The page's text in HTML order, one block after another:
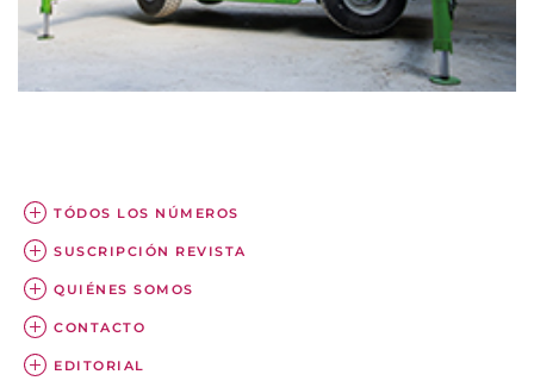
TÓDOS LOS NÚMEROS
SUSCRIPCIÓN REVISTA
QUIÉNES SOMOS
CONTACTO
EDITORIAL